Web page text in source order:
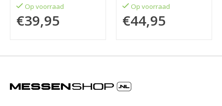
delig, eikenhout
Op voorraad
€39,95
delig, eikenhout
Op voorraad
€44,95